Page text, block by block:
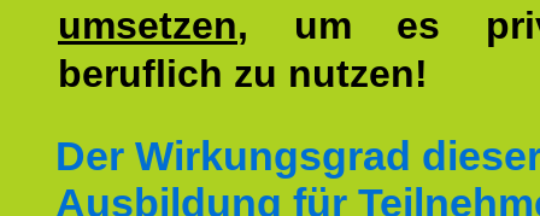
umsetzen, um es
beruflich zu nutzen!
Der Wirkungsgrad
Ausbildung für